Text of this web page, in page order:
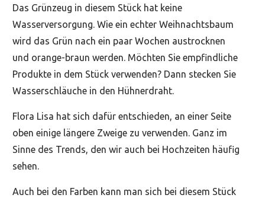
Das Grünzeug in diesem Stück hat keine
Wasserversorgung. Wie ein echter Weihnachtsbaum
wird das Grün nach ein paar Wochen austrocknen
und orange-braun werden. Möchten Sie empfindliche
Produkte in dem Stück verwenden? Dann stecken Sie
Wasserschläuche in den Hühnerdraht.
Flora Lisa hat sich dafür entschieden, an einer Seite
oben einige längere Zweige zu verwenden. Ganz im
Sinne des Trends, den wir auch bei Hochzeiten häufig
sehen.
Auch bei den Farben kann man sich bei diesem Stück